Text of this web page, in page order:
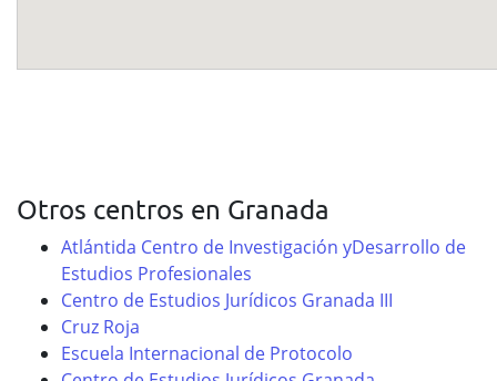
Otros centros en Granada
Atlántida Centro de Investigación yDesarrollo de
Estudios Profesionales
Centro de Estudios Jurídicos Granada III
Cruz Roja
Escuela Internacional de Protocolo